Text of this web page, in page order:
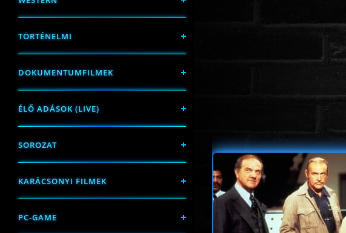
TÖRTÉNELMI
DOKUMENTUMFILMEK
ÉLŐ ADÁSOK (LIVE)
SOROZAT
KARÁCSONYI FILMEK
PC-GAME